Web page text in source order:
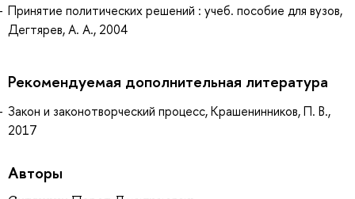
Принятие политических решений : учеб. пособие для вузов,
Дегтярев, А. А., 2004
Рекомендуемая дополнительная литература
Закон и законотворческий процесс, Крашенинников, П. В.,
2017
Авторы